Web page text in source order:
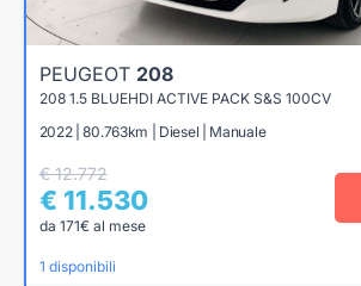
PEUGEOT 208
208 1.5 BLUEHDI ACTIVE PACK S&S 100CV
2022 | 80.763km | Diesel | Manuale
€ 12.772
€ 11.530
da 171€ al mese
1 disponibili